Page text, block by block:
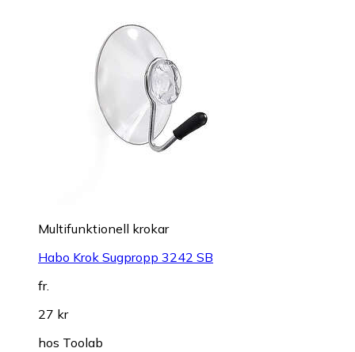
Multifunktionell krokar
Habo Krok Sugpropp 3242 SB
fr.
27 kr
hos Toolab